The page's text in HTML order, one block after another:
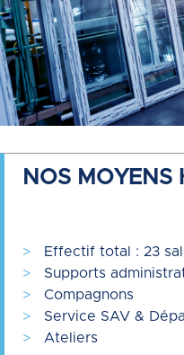
NOS MOYENS
>
Effectif total : 23
>
Supports
>
Compagnons
>
Service SAV &
>
Ateliers